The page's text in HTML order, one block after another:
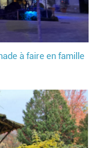
à faire en famille